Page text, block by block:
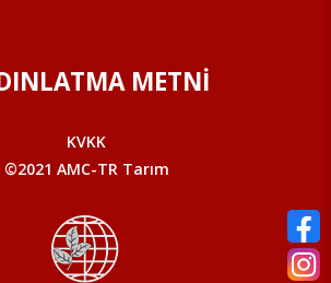
METNİ
KVKK
©2021 AMC-TR Tarım